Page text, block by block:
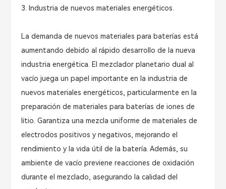
3. Industria de nuevos materiales energéticos.
La demanda de nuevos materiales para baterías está
aumentando debido al rápido desarrollo de la nueva
industria energética. El mezclador planetario dual al
vacío juega un papel importante en la industria de
nuevos materiales energéticos, particularmente en la
preparación de materiales para baterías de iones de
litio. Garantiza una mezcla uniforme de materiales de
electrodos positivos y negativos, mejorando el
rendimiento y la vida útil de la batería. Además, su
ambiente de vacío previene reacciones de oxidación
durante el mezclado, asegurando la calidad del